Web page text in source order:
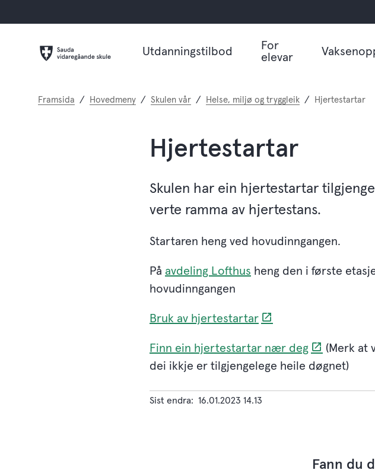
Utdanningstilbod
For
elevar
Du
Framsida Hovedmeny Skulen vår Helse, miljø og tryggleik Hjertestartar
Hjertestartar
Skulen har ein hjertestartar
verte ramma av hjertestans.
Startaren heng ved hovudinngangen.
På avdeling Lofthus heng den i første
hovudinngangen
Bruk av hjertestartar
Finn ein hjertestartar nær deg
(Merk at
dei ikkje er tilgjengelege heile døgnet)
Sist endra 16.01.2023 14.13
Fann du